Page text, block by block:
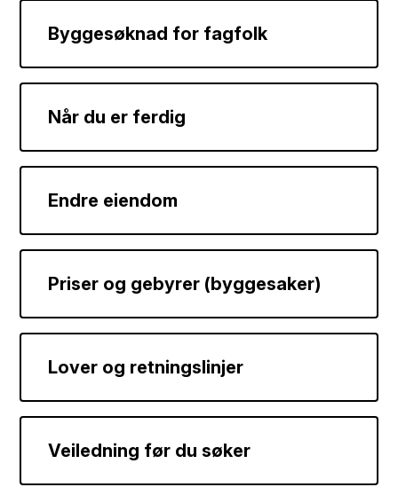
Byggesøknad for fagfolk
Når du er ferdig
Endre eiendom
Priser og gebyrer (byggesaker)
Lover og retningslinjer
Veiledning før du søker